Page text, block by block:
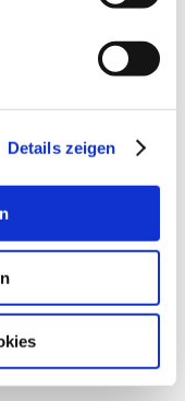
Details zeigen